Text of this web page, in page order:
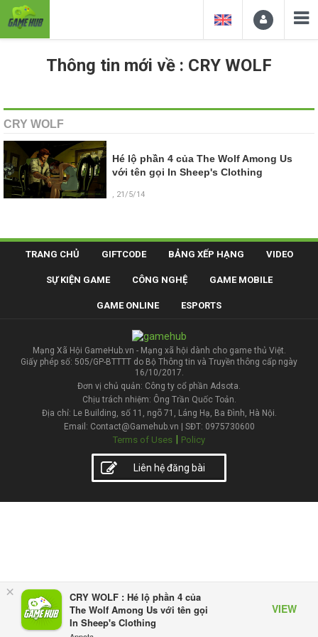
×
CRY WOLF : Hé lộ phần 4 của
The Wolf Among Us với tên gọi
In Sheep's Clothing
VIEW
Thông tin mới về : CRY WOLF
CRY WOLF
Hé lộ phần 4 của The Wolf Among Us
với tên gọi In Sheep's Clothing
, 21/5/14
TRANG CHỦ GIFTCODE BẢNG XẾP HẠNG VIDEO
SỰ KIỆN GAME CÔNG NGHỆ GAME MOBILE
GAME ONLINE ESPORTS
Mạng Xã Hội GameHub.vn - Mạng xã hội dành cho game thủ Việt.
Giấy phép số: 505/GP-BTTTT do Bộ Thông tin và Truyền thông cấp ngày
16/10/2017.
Đơn vị chủ quản: Công ty cổ phần Adsota.
Chịu trách nhiệm: Ông Trần Quốc Toản.
Địa chỉ: Le Building, số 11, ngõ 71, Láng Hạ, Ba Đình, Hà Nội.
Email: Contact@Gamehub.vn | SĐT: 0975730600
Terms of Uses | Policy
Liên hệ đăng bài